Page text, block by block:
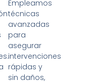
Empleamos
técnicas
avanzadas
para
asegurar
intervenciones
rápidas y
sin daños,